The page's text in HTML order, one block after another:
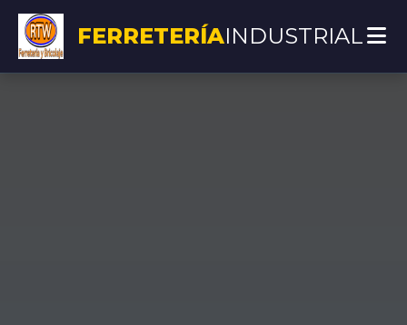
FERRETERÍAINDUSTRIAL